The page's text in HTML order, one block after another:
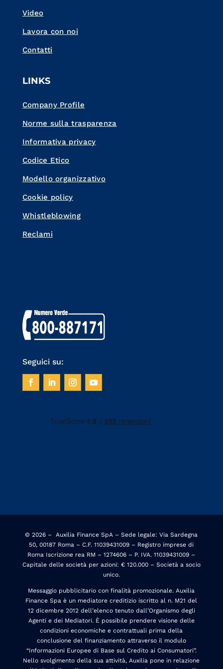
Video
Lavora con noi
Contatti
LINKS
Company Profile
Norme sulla trasparenza
Informativa privacy
Codice Etico
Modello organizzativo
Cookie policy
Whistleblowing
Reclami
Seguici su:
© 2026 –
Auxilia Finance SpA – Sede legale: Via Sardegna
50, 00187 Roma – C.F. 11039431009 – Registro imprese di
Roma Iscrizione rea RM – 1274606 – P. IVA. 11039431009 –
Capitale delle società per azioni: € 120.000 – Società a socio
unico.
Messaggio pubblicitario con finalità promozionale. Auxilia
Finance Spa è un mediatore creditizio iscritto al n. M21 del
12 dicembre 2012 dell’elenco tenuto dall’Organismo degli
Agenti e dei Mediatori. È possibile prendere visione delle
condizioni economiche e contrattuali prima della
conclusione del finanziamento attraverso il modulo
“Informazioni Europee di Base sul Credito ai Consumatori”.
Nello svolgimento della sua attività, Auxilia pone in relazione